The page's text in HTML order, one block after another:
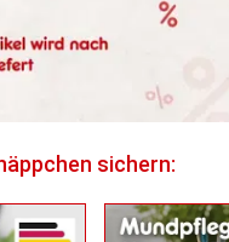
sichern: